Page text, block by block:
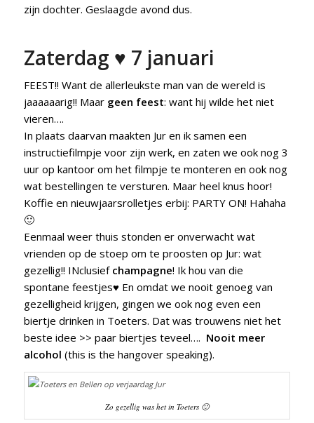
zijn dochter. Geslaagde avond dus.
Zaterdag ♥ 7 januari
FEEST!! Want de allerleukste man van de wereld is
jaaaaaarig!! Maar geen feest: want hij wilde het niet
vieren….
In plaats daarvan maakten Jur en ik samen een
instructiefilmpje voor zijn werk, en zaten we ook nog 3
uur op kantoor om het filmpje te monteren en ook nog
wat bestellingen te versturen. Maar heel knus hoor!
Koffie en nieuwjaarsrolletjes erbij: PARTY ON! Hahaha
🙂
Eenmaal weer thuis stonden er onverwacht wat
vrienden op de stoep om te proosten op Jur: wat
gezellig!! INclusief champagne! Ik hou van die
spontane feestjes♥ En omdat we nooit genoeg van
gezelligheid krijgen, gingen we ook nog even een
biertje drinken in Toeters. Dat was trouwens niet het
beste idee >> paar biertjes teveel…. Nooit meer
alcohol (this is the hangover speaking).
Zo gezellig was het in Toeters 🙂